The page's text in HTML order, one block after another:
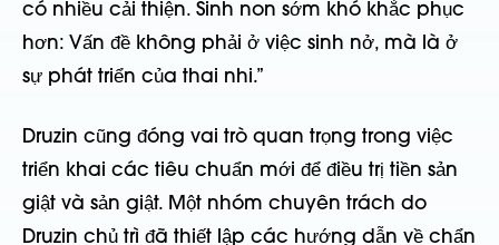
có nhiều cải thiện. Sinh non sớm khó khắc phục
hơn: Vấn đề không phải ở việc sinh nở, mà là ở
sự phát triển của thai nhi.”
Druzin cũng đóng vai trò quan trọng trong việc
triển khai các tiêu chuẩn mới để điều trị tiền sản
giật và sản giật. Một nhóm chuyên trách do
Druzin chủ trì đã thiết lập các hướng dẫn về chẩn